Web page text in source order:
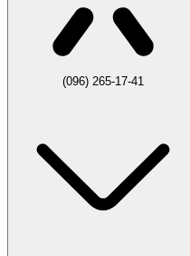
(096) 265-17-41